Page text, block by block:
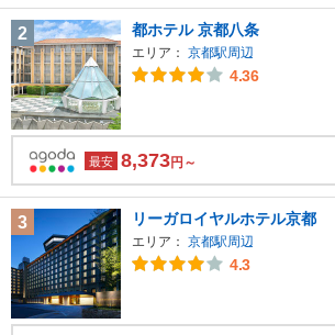
2 都ホテル 京都八条
エリア： 京都駅周辺
4.36
最安 8,373円～
3 リーガロイヤルホテル京都
エリア： 京都駅周辺
4.3